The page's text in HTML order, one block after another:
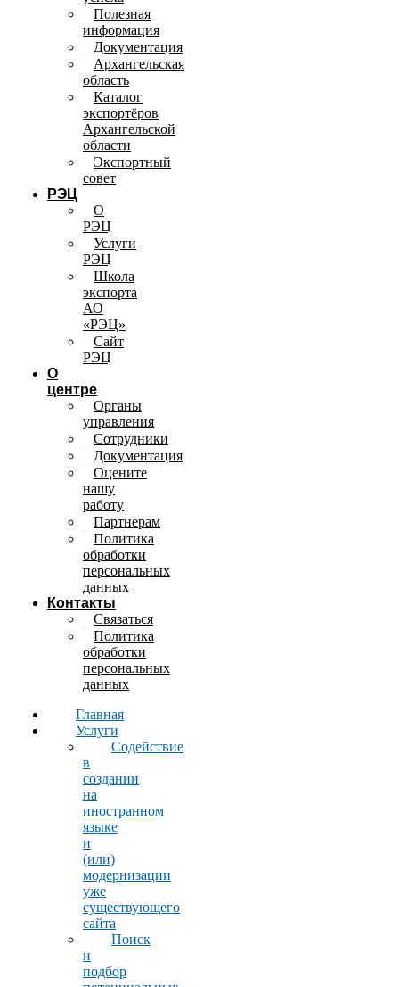
Полезная
информация
Документация
Архангельская
область
Каталог
экспортёров
Архангельской
области
Экспортный
совет
РЭЦ
О
РЭЦ
Услуги
РЭЦ
Школа
экспорта
АО
«РЭЦ»
Сайт
РЭЦ
О
центре
Органы
управления
Сотрудники
Документация
Оцените
нашу
работу
Партнерам
Политика
обработки
персональных
данных
Контакты
Связаться
Политика
обработки
персональных
данных
Главная
Услуги
Содействие
в
создании
на
иностранном
языке
и
(или)
модернизации
уже
существующего
сайта
Поиск
и
подбор